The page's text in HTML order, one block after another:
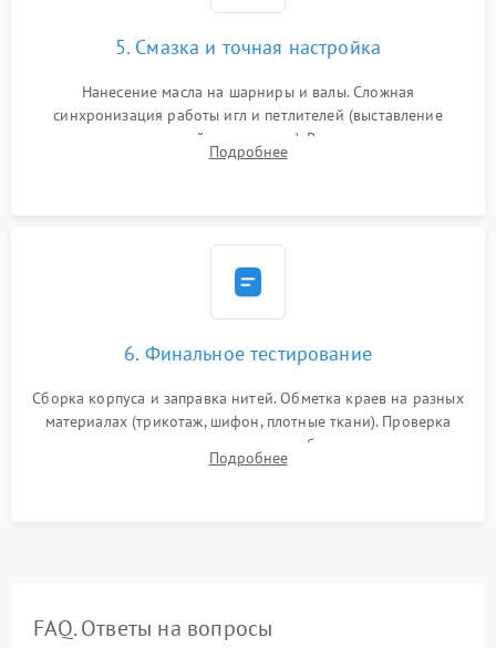
5. Смазка и точная настройка
Нанесение масла на шарниры и валы. Сложная
синхронизация работы игл и петлителей (выставление
зазоров до сотых долей миллиметра). Регулировка прижима
ножей, ширины обметки и хода дифференциального
Подробнее
6. Финальное тестирование
Сборка корпуса и заправка нитей. Обметка краев на разных
материалах (трикотаж, шифон, плотные ткани). Проверка
ровности среза, эластичности шва, работы ролевого шва и
отсутствия стягивания или волнистости ткани.
Подробнее
FAQ. Ответы на вопросы